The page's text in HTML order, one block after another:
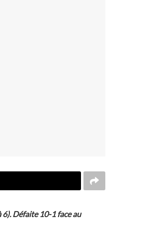
Défaite 10-1 face au